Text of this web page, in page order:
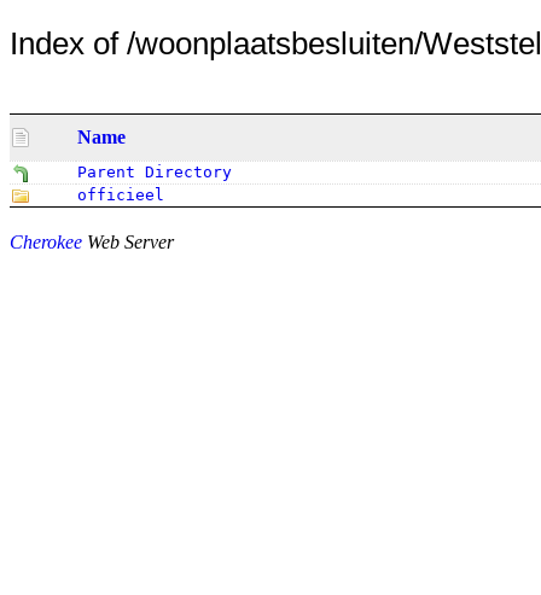
Index of /woonplaatsbesluiten/
Name
Parent Directory
officieel
Cherokee Web Server